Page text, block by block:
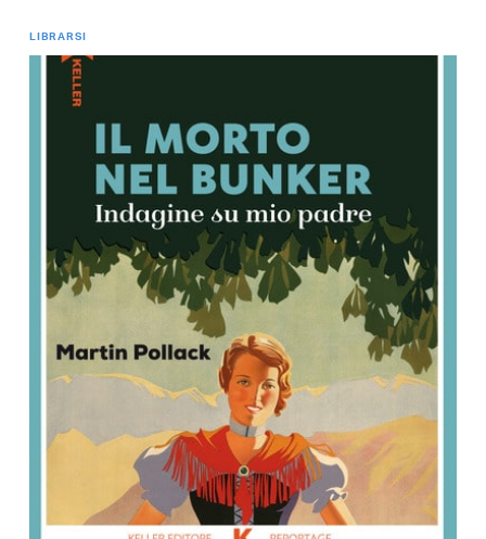
LIBRARSI